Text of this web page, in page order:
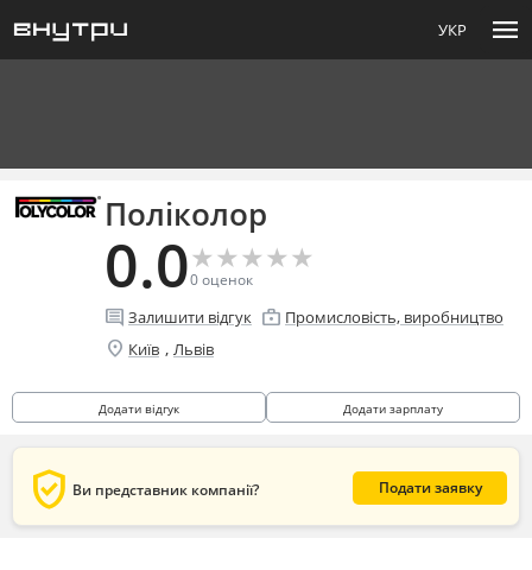
УКР menu
Поліколор
0.0★
★★
★★
★★
★★
★
0оценок
comment Залишити відгук enterprise Промисловість, виробництво
location_on Київ , Львів
Додати відгук Додати зарплату
verified_user Ви представник компанії? Подати заявку